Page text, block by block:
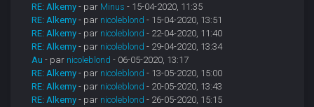
RE: Alkemy - par Minus - 15-04-2020, 11:35
RE: Alkemy - par nicoleblond - 15-04-2020, 13:51
RE: Alkemy - par nicoleblond - 22-04-2020, 11:40
RE: Alkemy - par nicoleblond - 29-04-2020, 13:34
Au - par nicoleblond - 06-05-2020, 13:17
RE: Alkemy - par nicoleblond - 13-05-2020, 15:00
RE: Alkemy - par nicoleblond - 20-05-2020, 13:43
RE: Alkemy - par nicoleblond - 26-05-2020, 15:15